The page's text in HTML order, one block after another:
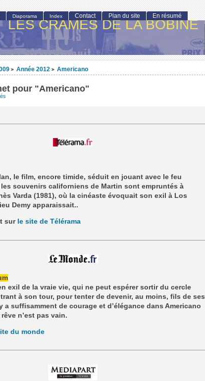
LES CRAMÉS DE LA BOBINE
> Année 2012 > Americano
pour "Americano"
le film, encore timide, séduit en jouant avec le feu
souvenirs californiens de Martin sont empruntés à
Varda (1981), où la cinéaste évoquait son exil à Los
Demy apparaissait..
sur le site de Télérama
exil de la vraie vie, qui ne peut espérer sortir du cercle
à son tour, pour tenter de devenir, au moins, fils de ses
a suffisamment de courage et d’élégance dans Americano
n’est pas vain.
du monde
Diaporama Index Contact Plan du site En résumé